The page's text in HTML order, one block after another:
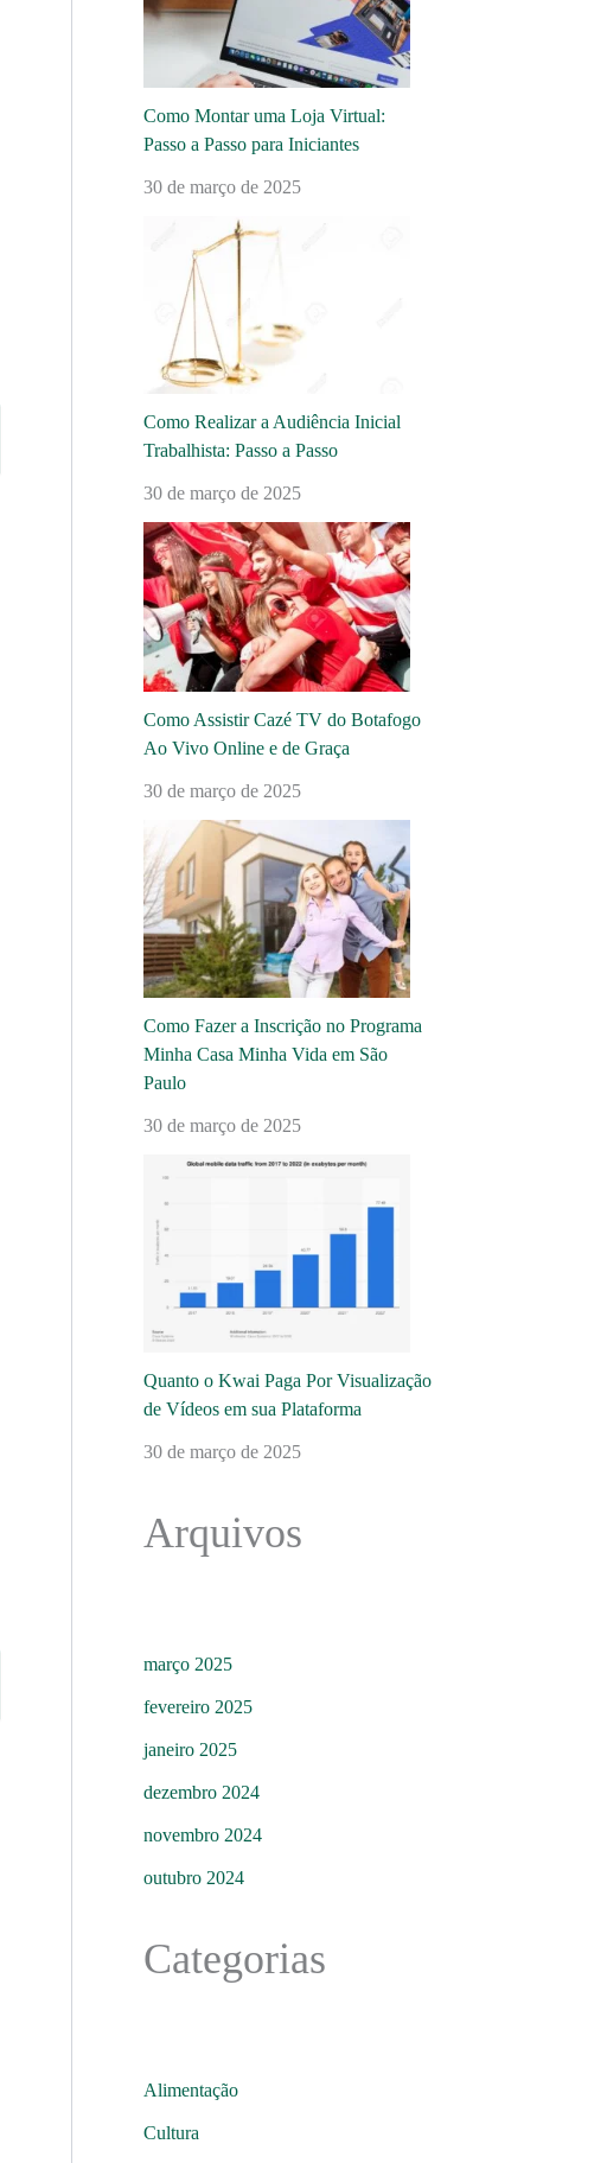
Como Montar uma Loja Virtual:
Passo a Passo para Iniciantes
30 de março de 2025
Como Realizar a Audiência Inicial
Trabalhista: Passo a Passo
30 de março de 2025
Como Assistir Cazé TV do Botafogo
Ao Vivo Online e de Graça
30 de março de 2025
Como Fazer a Inscrição no Programa
Minha Casa Minha Vida em São
Paulo
30 de março de 2025
Quanto o Kwai Paga Por Visualização
de Vídeos em sua Plataforma
30 de março de 2025
Arquivos
março 2025
fevereiro 2025
janeiro 2025
dezembro 2024
novembro 2024
outubro 2024
Categorias
Alimentação
Cultura